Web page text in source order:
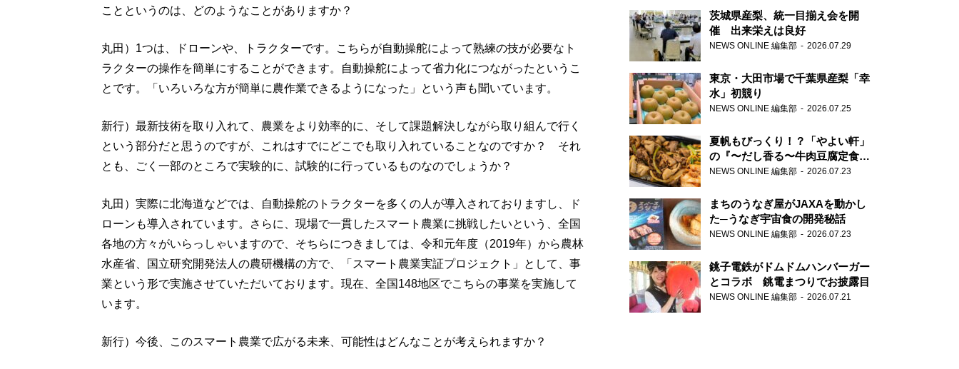
ことというのは、どのようなことがありますか？
丸田）1つは、ドローンや、トラクターです。こちらが自動操舵によって熟練の技が必要なト
ラクターの操作を簡単にすることができます。自動操舵によって省力化につながったというこ
とです。「いろいろな方が簡単に農作業できるようになった」という声も聞いています。
新行）最新技術を取り入れて、農業をより効率的に、そして課題解決しながら取り組んで行く
という部分だと思うのですが、これはすでにどこでも取り入れていることなのですか？ それ
とも、ごく一部のところで実験的に、試験的に行っているものなのでしょうか？
丸田）実際に北海道などでは、自動操舵のトラクターを多くの人が導入されておりますし、ド
ローンも導入されています。さらに、現場で一貫したスマート農業に挑戦したいという、全国
各地の方々がいらっしゃいますので、そちらにつきましては、令和元年度（2019年）から農林
水産省、国立研究開発法人の農研機構の方で、「スマート農業実証プロジェクト」として、事
業という形で実施させていただいております。現在、全国148地区でこちらの事業を実施して
います。
新行）今後、このスマート農業で広がる未来、可能性はどんなことが考えられますか？
茨城県産梨、統一目揃え会を開
催 出来栄えは良好
NEWS ONLINE 編集部 2026.07.29
東京・大田市場で千葉県産梨「幸
水」初競り
NEWS ONLINE 編集部 2026.07.25
夏帆もびっくり！？「やよい軒」
の『〜だし香る〜牛肉豆腐定食』
が香り高すぎる
NEWS ONLINE 編集部 2026.07.23
まちのうなぎ屋がJAXAを動かし
た─うなぎ宇宙食の開発秘話
NEWS ONLINE 編集部 2026.07.23
銚子電鉄がドムドムハンバーガー
とコラボ 銚電まつりでお披露目
NEWS ONLINE 編集部 2026.07.21